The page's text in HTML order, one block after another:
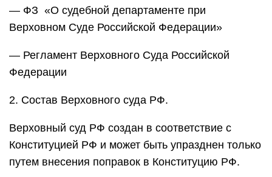
— ФЗ «О судебной департаменте при
Верховном Суде Российской Федерации»
— Регламент Верховного Суда Российской
Федерации
2. Состав Верховного суда РФ.
Верховный суд РФ создан в соответствие с
Конституцией РФ и может быть упразднен только
путем внесения поправок в Конституцию РФ.